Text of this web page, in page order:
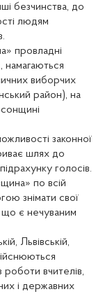
безчинства, до
людям
провладні
намагаються
виборчих
район), на
законної
шлях до
голосів.
по всій
знімати свої
що є нечуваним
Львівській,
роботи вчителів,
і державних